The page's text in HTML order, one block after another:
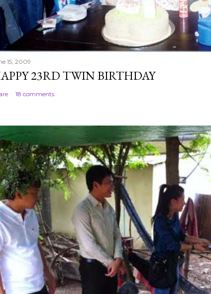
15, 2009
23RD TWIN BIRTHDAY
18 comments